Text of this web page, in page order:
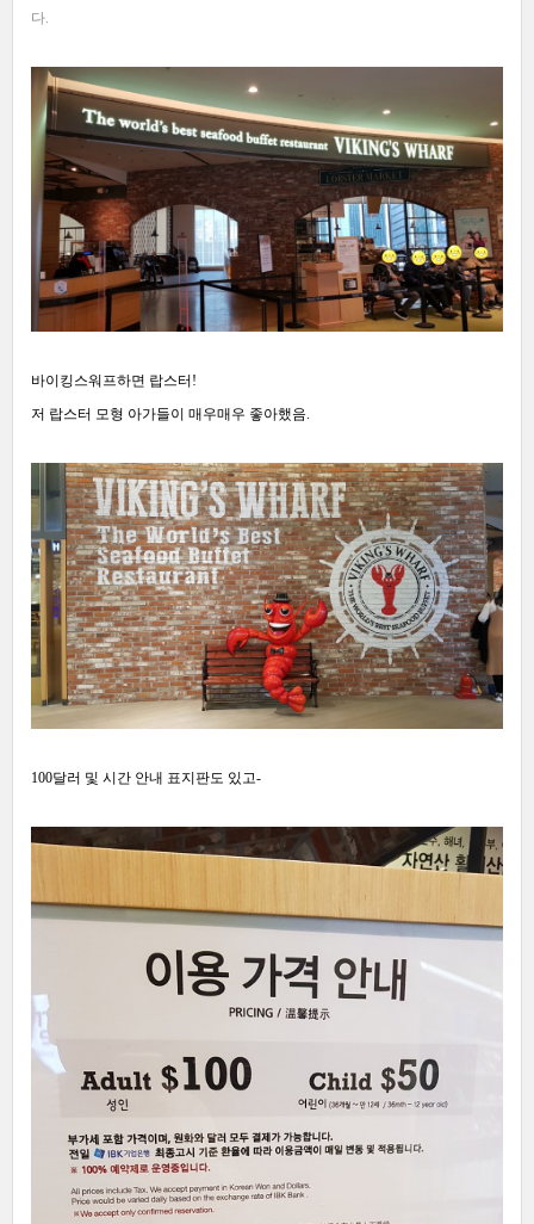
다.
바이킹스워프하면 랍스터!
저 랍스터 모형 아가들이 매우매우 좋아했음.
100달러 및 시간 안내 표지판도 있고-